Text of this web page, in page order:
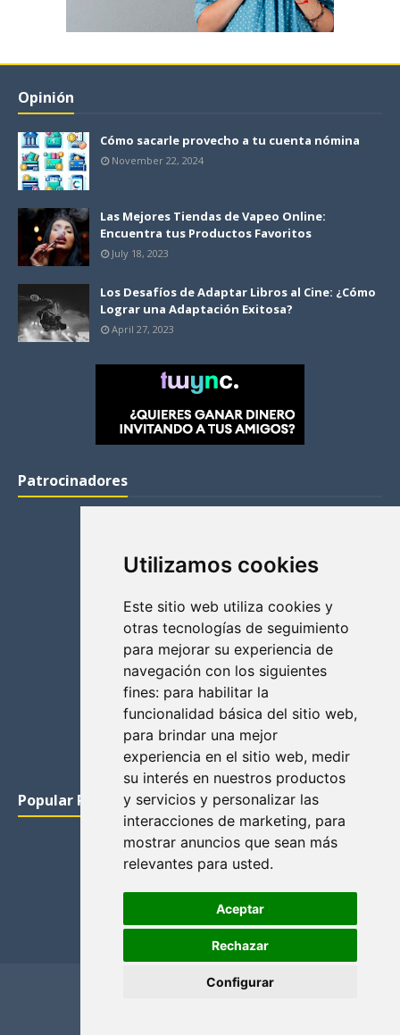
Utilizamos cookies
Este sitio web utiliza cookies y
otras tecnologías de seguimiento
para mejorar su experiencia de
navegación con los siguientes
fines: para habilitar la
funcionalidad básica del sitio web,
para brindar una mejor
experiencia en el sitio web, medir
su interés en nuestros productos
y servicios y personalizar las
interacciones de marketing, para
mostrar anuncios que sean más
relevantes para usted.
Aceptar
Rechazar
Configurar
Opinión
Cómo sacarle provecho a tu cuenta nómina
November 22, 2024
Las Mejores Tiendas de Vapeo Online:
Encuentra tus Productos Favoritos
July 18, 2023
Los Desafíos de Adaptar Libros al Cine: ¿Cómo
Lograr una Adaptación Exitosa?
April 27, 2023
Patrocinadores
Popular Posts
Privacidad y cookies
Contacto